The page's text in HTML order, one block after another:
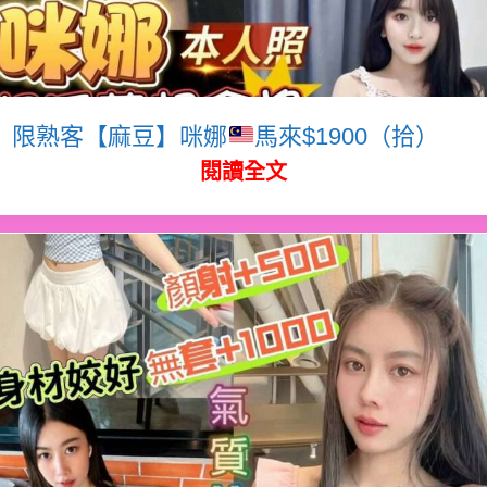
限熟客【麻豆】咪娜 馬來$1900（拾）
閱讀全文